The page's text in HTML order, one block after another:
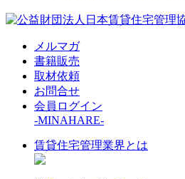
メルマガ
書籍販売
取材依頼
お問合せ
会員ログイン
-MINAHARE-
賃貸住宅管理業界とは